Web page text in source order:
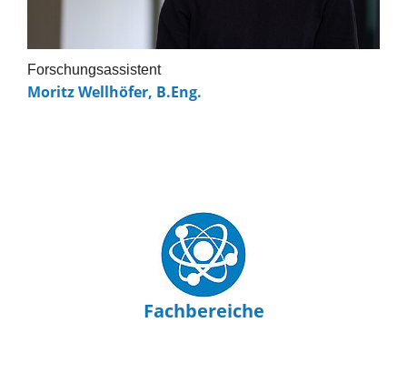
Forschungsassistent
Moritz Wellhöfer, B.Eng.
Fachbereiche